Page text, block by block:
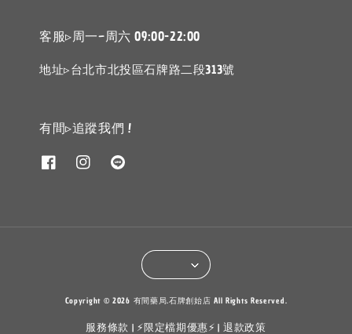
客服▹周一~周六 09:00-22:00
地址▹台北市北投區石牌路二段313號
有間▹追蹤我們 !
Copyright © 2026 有間藥局.石牌創始店 All Rights Reserved.
服務條款 ⚡限定檔期優惠⚡ 退款政策